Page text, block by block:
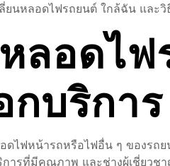
ยนหลอดไฟรถยนต์ ใกล้ฉัน และวิ
ลอดไ
กบริการ
ดไฟหน้ารถหรือไฟอื่น ๆ ของรถ
ารที่มีคุณภาพ และช่างผู้เชี่ยวช